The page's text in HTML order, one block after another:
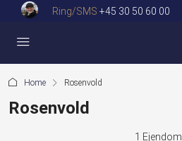
Ring/SMS +45 30 50 60 00
Home Rosenvold
Rosenvold
1 Ejendom